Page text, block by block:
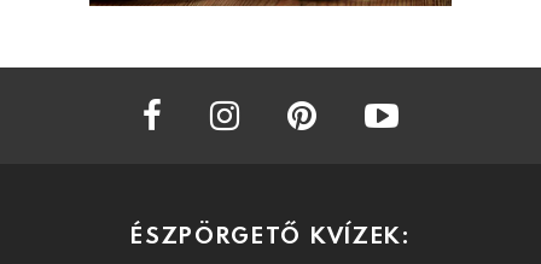
facebook instagram
ÉSZPÖRGETŐ KVÍZEK: